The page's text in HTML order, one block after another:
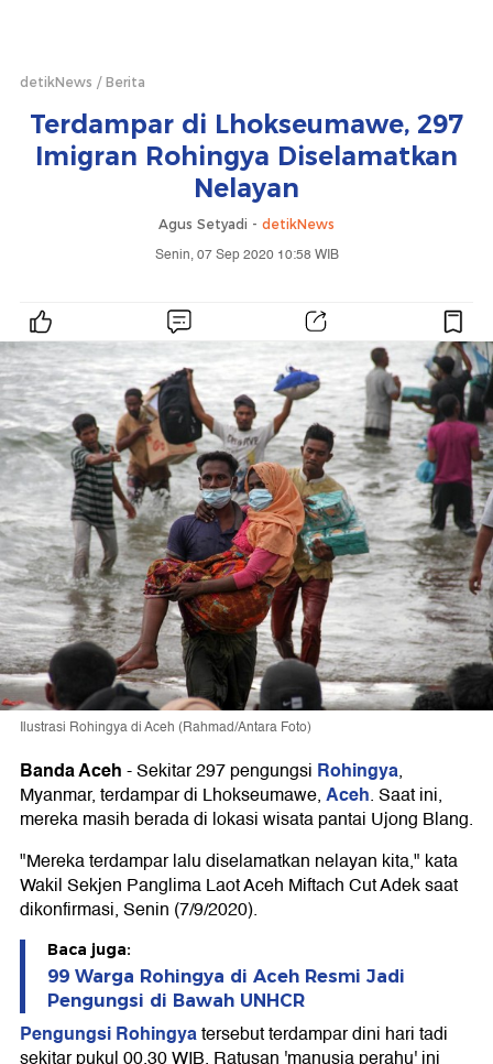
detikNews Berita
Terdampar di Lhokseumawe, 297
Imigran Rohingya Diselamatkan
Nelayan
Agus Setyadi - detikNews
Senin, 07 Sep 2020 10:58 WIB
Ilustrasi Rohingya di Aceh (Rahmad/Antara Foto)
Banda Aceh-Sekitar 297 pengungsi Rohingya,
Myanmar, terdampar di Lhokseumawe,Aceh. Saat ini,
mereka masih berada di lokasi wisata pantai Ujong Blang.
"Mereka terdampar lalu diselamatkan nelayan kita," kata
Wakil Sekjen Panglima Laot Aceh Miftach Cut Adek saat
dikonfirmasi, Senin (7/9/2020).
Baca juga:
99 Warga Rohingya di Aceh Resmi Jadi
Pengungsi di Bawah UNHCR
Pengungsi Rohingyatersebut terdampar dini hari tadi